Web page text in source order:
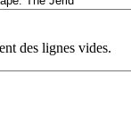
des lignes vides.